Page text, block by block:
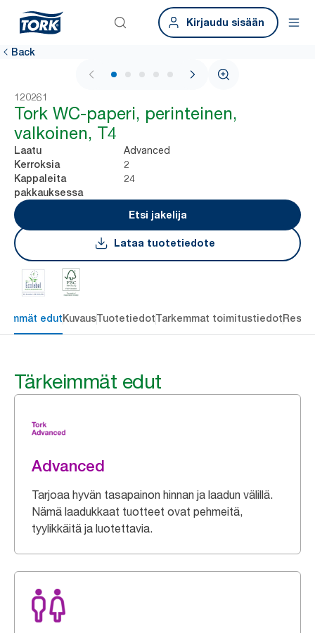
Kirjaudu sisään
Back
1 / 5
120261
Tork WC-paperi, perinteinen,
valkoinen, T4
Laatu Advanced
Kerroksia 2
Kappaleita
pakkauksessa
24
Etsi jakelija
Lataa tuotetiedote
edutKuvausTuotetiedotTarkemmat toimitustiedot
Tärkeimmät edut
Advanced
Tarjoaa hyvän tasapainon hinnan ja laadun välillä.
Nämä laadukkaat tuotteet ovat pehmeitä,
tyylikkäitä ja luotettavia.